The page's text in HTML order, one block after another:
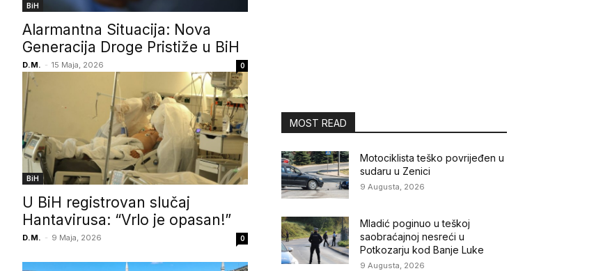
BiH
Alarmantna Situacija: Nova
Generacija Droge Pristiže u BiH
D.M. - 15 Maja, 2026 0
BiH
U BiH registrovan slučaj
Hantavirusa: “Vrlo je opasan!”
D.M. - 9 Maja, 2026 0
MOST READ
Motociklista teško povrijeđen u
sudaru u Zenici
9 Augusta, 2026
Mladić poginuo u teškoj
saobraćajnoj nesreći u
Potkozarju kod Banje Luke
9 Augusta, 2026